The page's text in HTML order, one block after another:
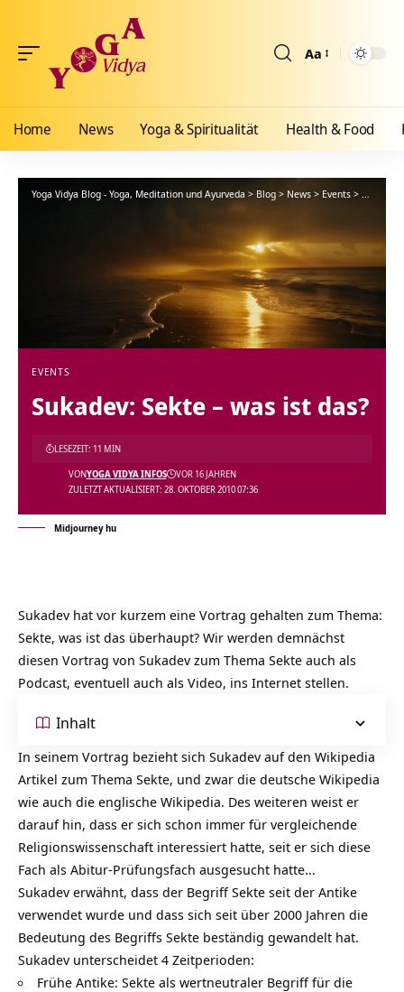
Aa
Home News Yoga & Spiritualität Health & Food
Yoga Vidya Blog - Yoga, Meditation und Ayurveda > Blog > News > Events >
EVENTS
Sukadev: Sekte – was ist das?
ZULETZT AKTUALISIERT: 28. OKTOBER 2010 07:36
VONYOGA VIDYA INFOS VOR 16 JAHREN
LESEZEIT: 11 MIN
Midjourney hu
Sukadev hat vor kurzem eine Vortrag gehalten zum Thema:
Sekte, was ist das überhaupt? Wir werden demnächst
diesen Vortrag von Sukadev zum Thema Sekte auch als
Podcast, eventuell auch als Video, ins Internet stellen.
Inhalt
In seinem Vortrag bezieht sich Sukadev auf den Wikipedia
Artikel zum Thema Sekte, und zwar die deutsche Wikipedia
wie auch die englische Wikipedia. Des weiteren weist er
darauf hin, dass er sich schon immer für vergleichende
Religionswissenschaft interessiert hatte, seit er sich diese
Fach als Abitur-Prüfungsfach ausgesucht hatte…
Sukadev erwähnt, dass der Begriff Sekte seit der Antike
verwendet wurde und dass sich seit über 2000 Jahren die
Bedeutung des Begriffs Sekte beständig gewandelt hat.
Sukadev unterscheidet 4 Zeitperioden:
Frühe Antike: Sekte als wertneutraler Begriff für die